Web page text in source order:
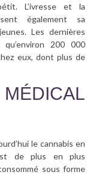
L’ivresse et la
également sa
Les dernières
200 000
eux, dont plus de
le cannabis en
de plus en plus
sous forme